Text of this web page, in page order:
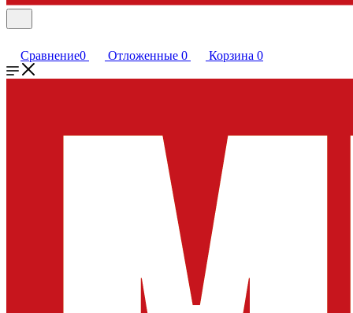
Сравнение0 Отложенные 0 Корзина 0